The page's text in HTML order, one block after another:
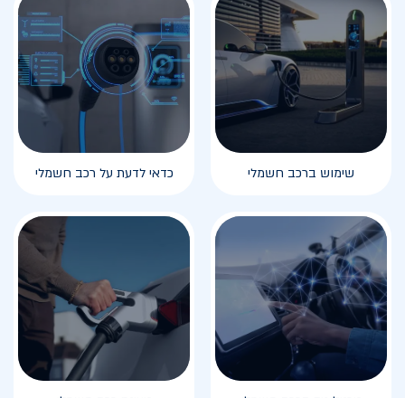
שימוש ברכב חשמלי כדאי לדעת על רכב חשמלי